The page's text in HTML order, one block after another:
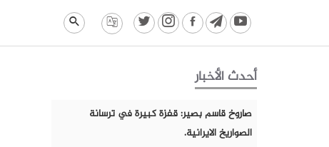
أحدث الأخبار
صاروخ قاسم بصير: قفزة كبيرة في ترسانة
الصواريخ الايرانية.